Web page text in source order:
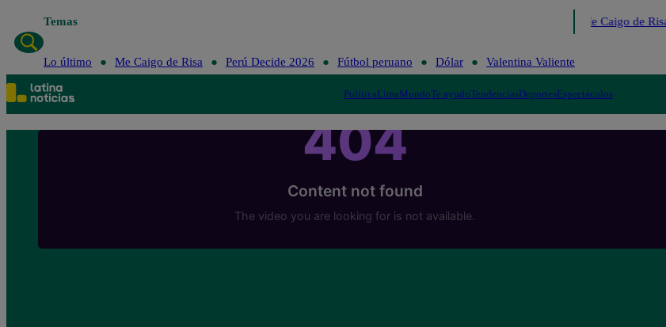
Temas Me Caigo de Risa
Lo último Me Caigo de Risa Perú Decide 2026 Fútbol peruano Dólar Valentina Valiente
PolíticaLimaMundoTe ayudoTendenciasDeportesEspectáculos